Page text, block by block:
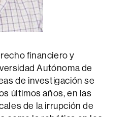
financiero y
Autónoma de
de investigación se
últimos años, en las
de la irrupción de